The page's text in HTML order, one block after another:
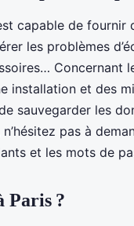
capable de fournir
les problèmes
Concernant
installation et des
sauvegarder les
pas à
et les mots de
Paris ?